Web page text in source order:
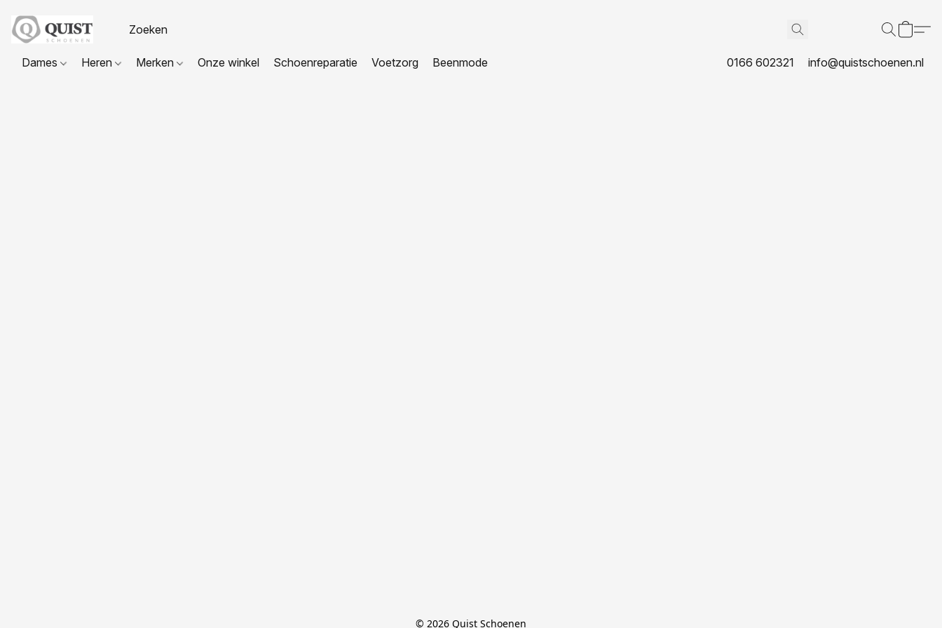
Dames Heren Merken Onze winkel Schoenreparatie Voetzorg Beenmode 0166 602321 info@quistschoenen.nl
© 2026 Quist Schoenen